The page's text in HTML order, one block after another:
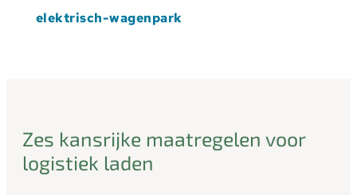
elektrisch-wagenpark
Zes kansrijke maatregelen voor
logistiek laden